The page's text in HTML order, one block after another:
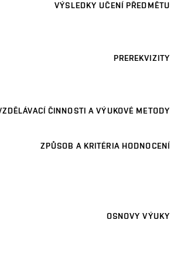
VÝSLEDKY UČENÍ PŘEDMĚTU
PREREKVIZITY
ČINNOSTI A VÝUKOVÉ METODY
ZPŮSOB A KRITÉRIA HODNOCENÍ
OSNOVY VÝUKY